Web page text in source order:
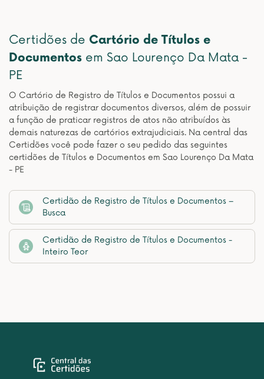
Certidões de Cartório de Títulos e
Documentos em Sao Lourenço Da Mata -
PE
O Cartório de Registro de Títulos e Documentos possui a
atribuição de registrar documentos diversos, além de possuir
a função de praticar registros de atos não atribuídos às
demais naturezas de cartórios extrajudiciais. Na central das
Certidões você pode fazer o seu pedido das seguintes
certidões de Títulos e Documentos em Sao Lourenço Da Mata
- PE
Certidão de Registro de Títulos e Documentos –
Busca
Certidão de Registro de Títulos e Documentos -
Inteiro Teor